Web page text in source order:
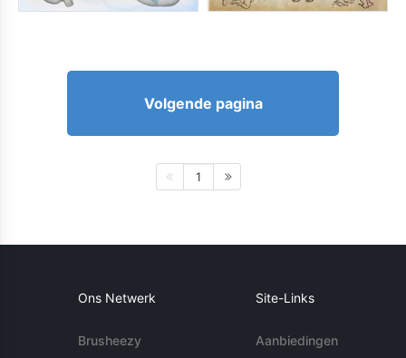
Volgende pagina
1
Ons Netwerk
Brusheezy
Site-Links
Aanbiedingen